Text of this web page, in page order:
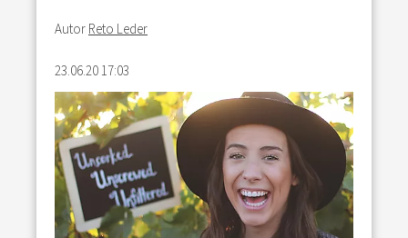
Autor Reto Leder
23.06.20 17:03